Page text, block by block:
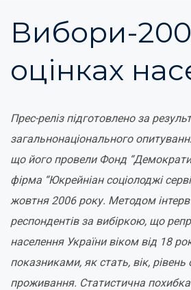
Вибори-
оцінках
Прес-реліз підготовлено за
загальнонаціонального
що його провели Фонд
фірма “Юкрейніан соціолоджі
жовтня 2006 року. Методом
респондентів за вибіркою, що
населення України віком від 18
показниками, як стать, вік, рівень
проживання. Статистична похибка